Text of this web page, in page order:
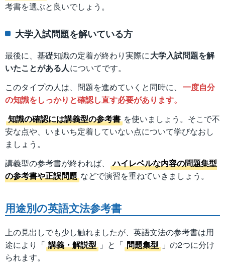
考書を選ぶと良いでしょう。
大学入試問題を解いている方
最後に、基礎知識の定着が終わり実際に大学入試問題を解
いたことがある人についてです。
このタイプの人は、問題を進めていくと同時に、 一度自分
の知識をしっかりと確認し直す必要があります。
知識の確認には講義型の参考書 を使いましょう。そこで不
安な点や、いまいち定着していない点について学びなおし
ましょう。
講義型の参考書が終われば、
ハイレベルな内容の問題集型
の参考書や正誤問題 などで演習を重ねていきましょう。
用途別の英語文法参考書
上の見出しでも少し触れましたが、英語文法の参考書は用
途により「 講義・解説型 」と「 問題集型 」の2つに分け
られます。